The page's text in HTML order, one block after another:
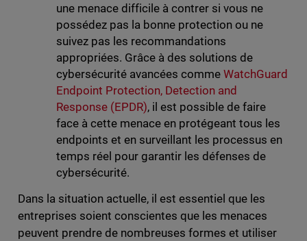
une menace difficile à contrer si vous ne
possédez pas la bonne protection ou ne
suivez pas les recommandations
appropriées. Grâce à des solutions de
cybersécurité avancées comme WatchGuard
Endpoint Protection, Detection and
Response (EPDR), il est possible de faire
face à cette menace en protégeant tous les
endpoints et en surveillant les processus en
temps réel pour garantir les défenses de
cybersécurité.
Dans la situation actuelle, il est essentiel que les
entreprises soient conscientes que les menaces
peuvent prendre de nombreuses formes et utiliser